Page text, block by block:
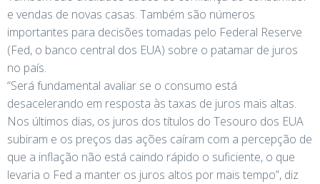
e vendas de novas casas. Também são números
importantes para decisões tomadas pelo Federal Reserve
(Fed, o banco central dos EUA) sobre o patamar de juros
no país.
“Será fundamental avaliar se o consumo está
desacelerando em resposta às taxas de juros mais altas.
Nos últimos dias, os juros dos títulos do Tesouro dos EUA
subiram e os preços das ações caíram com a percepção de
que a inflação não está caindo rápido o suficiente, o que
levaria o Fed a manter os juros altos por mais tempo”, diz